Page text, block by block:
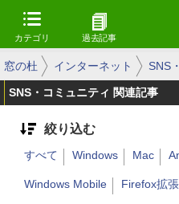
カテゴリ 過去記事
窓の杜 インターネット SNS
SNS・コミュニティ 関連記事
絞り込む
すべて Windows Mac
Windows Mobile Firefox拡